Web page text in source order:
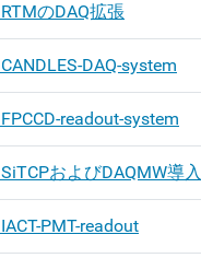
RTMのDAQ拡張
CANDLES-DAQ-system
FPCCD-readout-system
SiTCPおよびDAQMW導入
IACT-PMT-readout